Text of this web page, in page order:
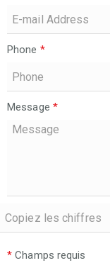
Phone *
Message *
* Champs requis